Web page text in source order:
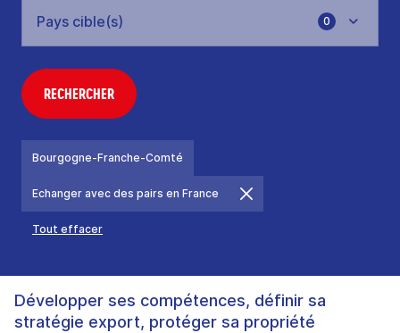
0
RECHERCHER
Bourgogne-Franche-Comté
Echanger avec des pairs en France
Tout effacer
Développer ses compétences, définir sa
stratégie export, protéger sa propriété